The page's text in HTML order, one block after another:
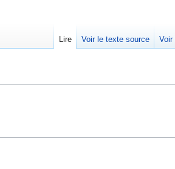
Lire Voir le texte source Voir